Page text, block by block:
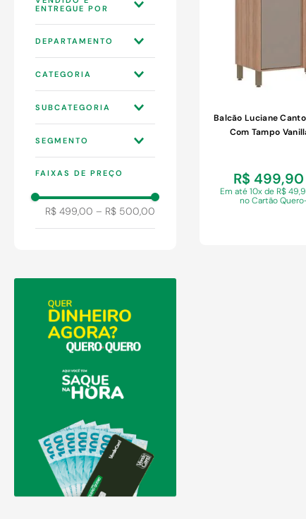
3P
DEPARTAMENTO
CATEGORIA
SUBCATEGORIA
TAMPO
FAIXAS DE PREÇO
R$ 499,00 – R$ 500,00
Balcão Luciane
Com Tampo
R$ 499,90
Em até 10x de R$
no Cartão